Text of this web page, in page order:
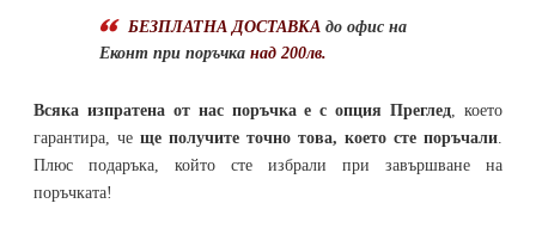
БЕЗПЛАТНА ДОСТАВКА до офис на
Еконт при поръчка над 200лв.
Всяка изпратена от нас поръчка е с опция Преглед, което
гарантира, че ще получите точно това, което сте поръчали.
Плюс подаръка, който сте избрали при завършване на
поръчката!